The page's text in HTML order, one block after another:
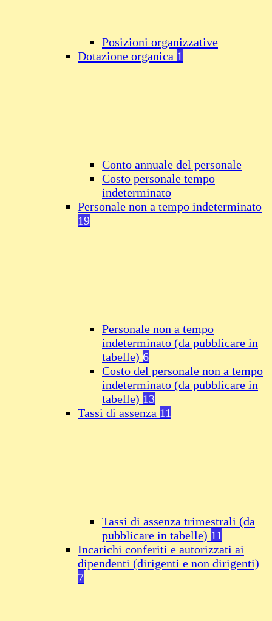
Posizioni organizzative
Dotazione organica 1
Conto annuale del personale
Costo personale tempo
indeterminato
Personale non a tempo indeterminato
19
Personale non a tempo
indeterminato (da pubblicare in
tabelle) 6
Costo del personale non a tempo
indeterminato (da pubblicare in
tabelle) 13
Tassi di assenza 11
Tassi di assenza trimestrali (da
pubblicare in tabelle) 11
Incarichi conferiti e autorizzati ai
dipendenti (dirigenti e non dirigenti)
7